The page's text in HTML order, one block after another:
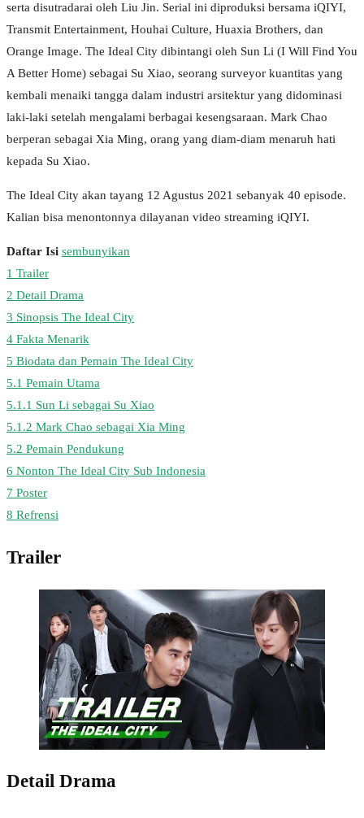
serta disutradarai oleh Liu Jin. Serial ini diproduksi bersama iQIYI,
Transmit Entertainment, Houhai Culture, Huaxia Brothers, dan
Orange Image. The Ideal City dibintangi oleh Sun Li (I Will Find You
A Better Home) sebagai Su Xiao, seorang surveyor kuantitas yang
kembali menaiki tangga dalam industri arsitektur yang didominasi
laki-laki setelah mengalami berbagai kesengsaraan. Mark Chao
berperan sebagai Xia Ming, orang yang diam-diam menaruh hati
kepada Su Xiao.
The Ideal City akan tayang 12 Agustus 2021 sebanyak 40 episode.
Kalian bisa menontonnya dilayanan video streaming iQIYI.
Daftar Isi sembunyikan
1 Trailer
2 Detail Drama
3 Sinopsis The Ideal City
4 Fakta Menarik
5 Biodata dan Pemain The Ideal City
5.1 Pemain Utama
5.1.1 Sun Li sebagai Su Xiao
5.1.2 Mark Chao sebagai Xia Ming
5.2 Pemain Pendukung
6 Nonton The Ideal City Sub Indonesia
7 Poster
8 Refrensi
Trailer
Detail Drama